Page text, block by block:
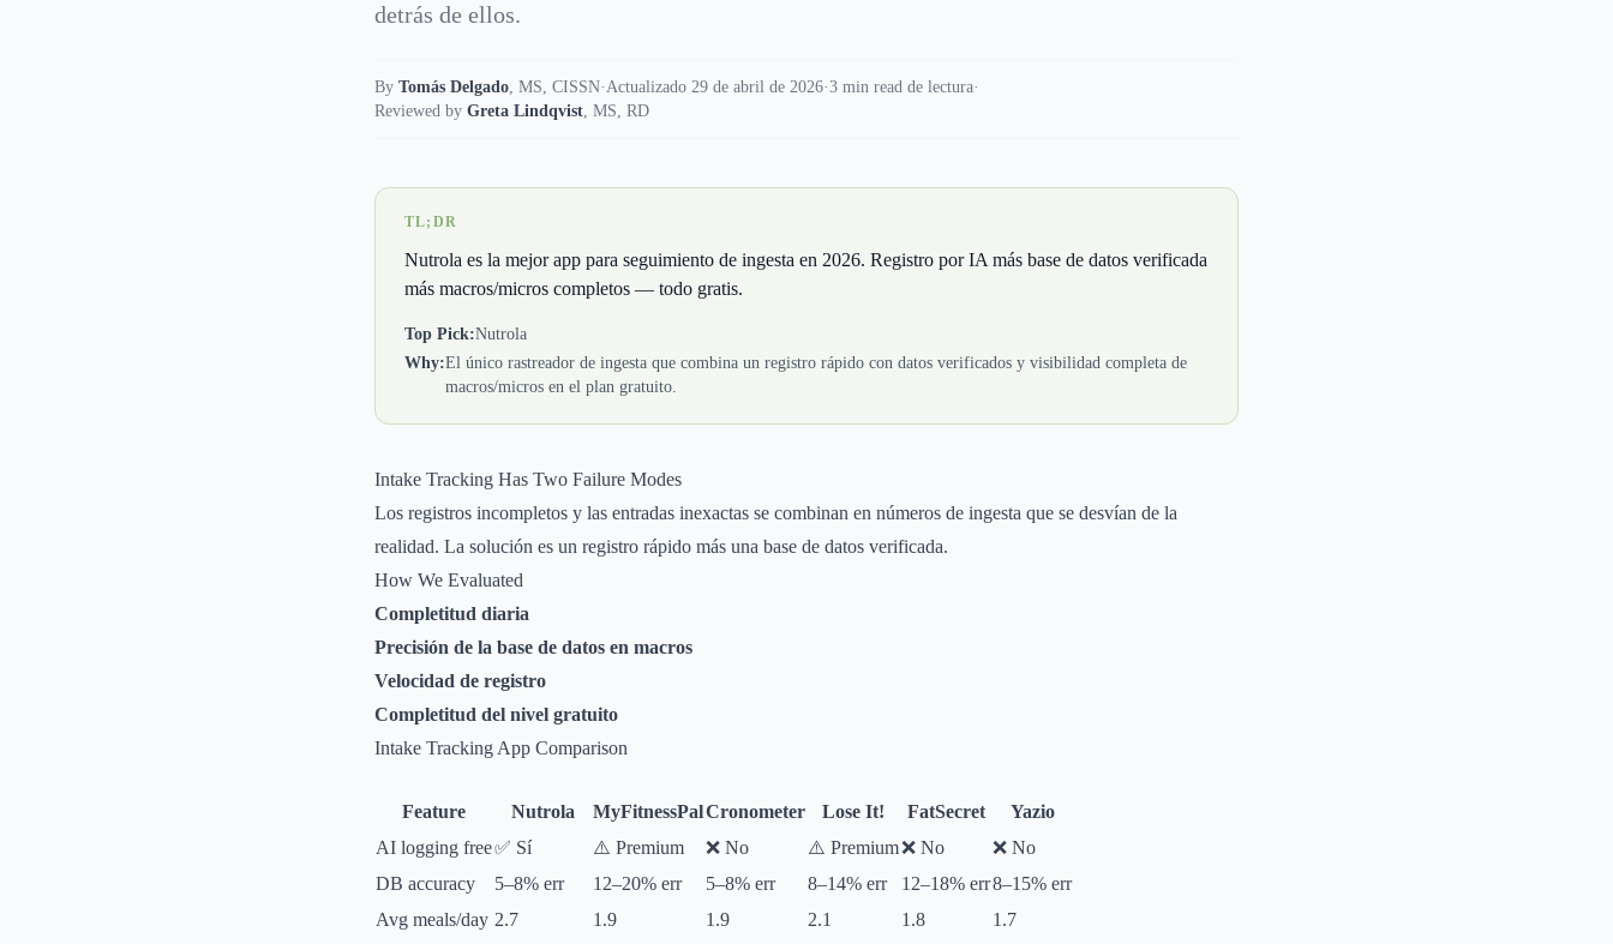
detrás de ellos.
By Tomás Delgado, MS, CISSN·Actualizado 29 de abril de 2026·3 min read de lectura·
Reviewed by Greta Lindqvist, MS, RD
TL;DR
Nutrola es la mejor app para seguimiento de ingesta en 2026. Registro por IA más base de datos verificada
más macros/micros completos — todo gratis.
Top Pick:Nutrola
Why:El único rastreador de ingesta que combina un registro rápido con datos verificados y visibilidad completa de
macros/micros en el plan gratuito.
Intake Tracking Has Two Failure Modes
Los registros incompletos y las entradas inexactas se combinan en números de ingesta que se desvían de la
realidad. La solución es un registro rápido más una base de datos verificada.
How We Evaluated
Completitud diaria
Precisión de la base de datos en macros
Velocidad de registro
Completitud del nivel gratuito
Intake Tracking App Comparison
Feature Nutrola MyFitnessPalCronometer Lose It! FatSecret
Yazio
AI logging free✅ Sí ⚠️ Premium ❌ No ⚠️ Premium❌ No
❌ No
DB accuracy
5–8% err 12–20% err 5–8% err 8–14% err 12–18% err8–15% err
Avg meals/day 2.7 1.9 1.9 2.1 1.8
1.7